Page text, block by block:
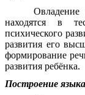
находятся в
психического
развития его
формирование
развития ребёнка.
Построение языка